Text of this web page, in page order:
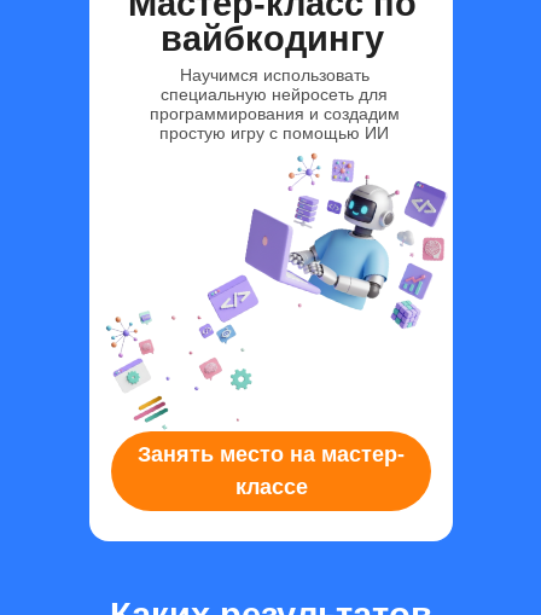
Научимся использовать
специальную нейросеть для
программирования и создадим
простую игру с помощью ИИ
вайбкодингу
Занять место на мастер-
классе